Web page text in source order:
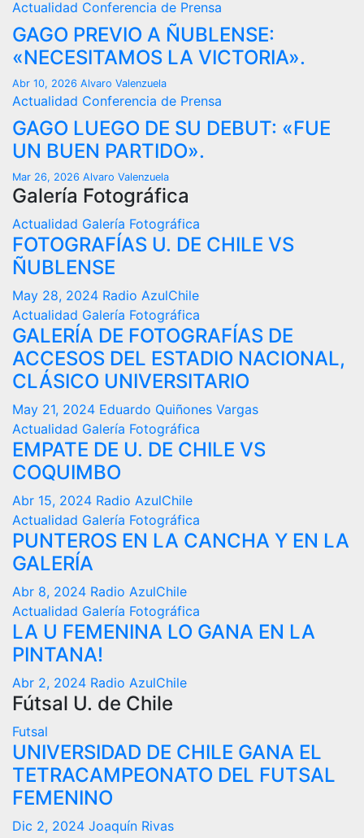
Actualidad Conferencia de Prensa
GAGO PREVIO A ÑUBLENSE:
«NECESITAMOS LA VICTORIA».
Abr 10, 2026 Alvaro Valenzuela
Actualidad Conferencia de Prensa
GAGO LUEGO DE SU DEBUT: «FUE
UN BUEN PARTIDO».
Mar 26, 2026 Alvaro Valenzuela
Galería Fotográfica
Actualidad Galería Fotográfica
FOTOGRAFÍAS U. DE CHILE VS
ÑUBLENSE
May 28, 2024 Radio AzulChile
Actualidad Galería Fotográfica
GALERÍA DE FOTOGRAFÍAS DE
ACCESOS DEL ESTADIO NACIONAL,
CLÁSICO UNIVERSITARIO
May 21, 2024 Eduardo Quiñones Vargas
Actualidad Galería Fotográfica
EMPATE DE U. DE CHILE VS
COQUIMBO
Abr 15, 2024 Radio AzulChile
Actualidad Galería Fotográfica
PUNTEROS EN LA CANCHA Y EN LA
GALERÍA
Abr 8, 2024 Radio AzulChile
Actualidad Galería Fotográfica
LA U FEMENINA LO GANA EN LA
PINTANA!
Abr 2, 2024 Radio AzulChile
Fútsal U. de Chile
Futsal
UNIVERSIDAD DE CHILE GANA EL
TETRACAMPEONATO DEL FUTSAL
FEMENINO
Dic 2, 2024 Joaquín Rivas